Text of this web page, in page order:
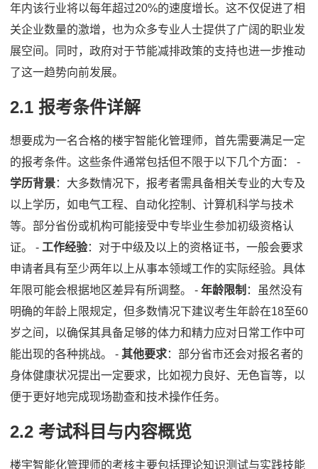
年内该行业将以每年超过20%的速度增长。这不仅促进了相
关企业数量的激增，也为众多专业人士提供了广阔的职业发
展空间。同时，政府对于节能减排政策的支持也进一步推动
了这一趋势向前发展。
2.1 报考条件详解
想要成为一名合格的楼宇智能化管理师，首先需要满足一定
的报考条件。这些条件通常包括但不限于以下几个方面： -
学历背景：大多数情况下，报考者需具备相关专业的大专及
以上学历，如电气工程、自动化控制、计算机科学与技术
等。部分省份或机构可能接受中专毕业生参加初级资格认
证。 - 工作经验：对于中级及以上的资格证书，一般会要求
申请者具有至少两年以上从事本领域工作的实际经验。具体
年限可能会根据地区差异有所调整。 - 年龄限制 ：虽然没有
明确的年龄上限规定，但多数情况下建议考生年龄在18至60
岁之间，以确保其具备足够的体力和精力应对日常工作中可
能出现的各种挑战。 - 其他要求：部分省市还会对报名者的
身体健康状况提出一定要求，比如视力良好、无色盲等，以
便于更好地完成现场勘查和技术操作任务。
2.2 考试科目与内容概览
楼宇智能化管理师的考核主要包括理论知识测试与实践技能